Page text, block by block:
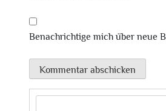
Benachrichtige mich über neue